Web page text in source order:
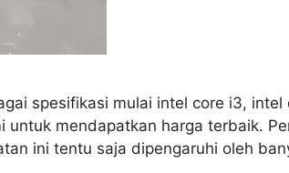
spesifikasi mulai intel core i3,
untuk mendapatkan harga terbaik.
ini tentu saja dipengaruhi oleh